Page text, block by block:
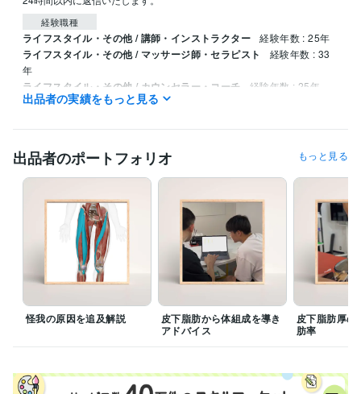
経験職種
ライフスタイル・その他 / 講師・インストラクター 経験年数 : 25年
ライフスタイル・その他 / マッサージ師・セラピスト
経験年数 : 33
年
ライフスタイル・その他 / カウンセラー・コーチ 経験年数 : 25年
合同会社ミズノ治療院 2025年6月 ~ 現在
受賞歴
日本オリンピック委員会強化スタッフ(医科学)
資格・検定
あん摩マッサージ指圧師 取得年 : 1992年
公認アスレティックトレーナー 取得年 : 2005年
スポーツプログラマー 取得年 : 2007年
ビジネス・クリエイティブツール
WordPress:13年
得意分野
学習指導・資格・キャリア相談 テーピング指導
出品者の実績をもっと見る
出品者のポートフォリオ もっと見る
怪我の原因を追及解説
皮下脂肪から体組成を導き
アドバイス
皮下脂肪厚の
肪率